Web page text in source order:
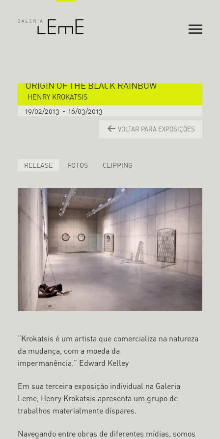
ORIGIN OF THE BLACK RAINBOW
HENRY KROKATSIS
19/02/2013 - 16/03/2013
VOLTAR PARA EXPOSIÇÕES
RELEASE FOTOS CLIPPING
“Krokatsis é um artista que comercializa na natureza
da mudança, com a moeda da
impermanência.” Edward Kelley
Em sua terceira exposição individual na Galeria
Leme, Henry Krokatsis apresenta um grupo de
trabalhos materialmente díspares.
Navegando entre obras de diferentes mídias, somos